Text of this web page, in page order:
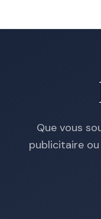
Que vous
publicitaire